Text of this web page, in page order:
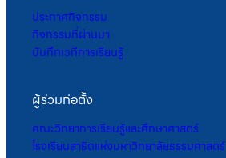
ประกาศกิจกรรม
กิจกรรมที่ผ่านมา
บันทึกเวทีการเรียนรู้
ผู้ร่วมก่อตั้ง
คณะวิทยาการเรียนรู้และศึกษาศาสตร์
โรงเรียนสาธิตแห่งมหาวิทยาลัยธรรมศาสตร์